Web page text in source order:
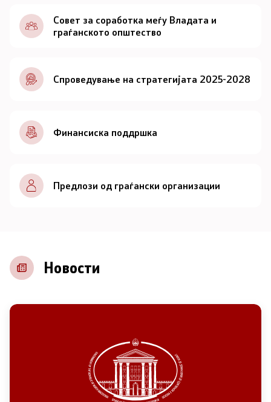
Документи
Совет
За советот
Документи
Записници и дневни редови од седниците на
Советот
Контакт
Основање на здружение
Совет за соработка меѓу Владата и
граѓанското општество
Спроведување на стратегијата 2025-2028
Финансиска поддршка
Предлози од граѓански организации
Новости